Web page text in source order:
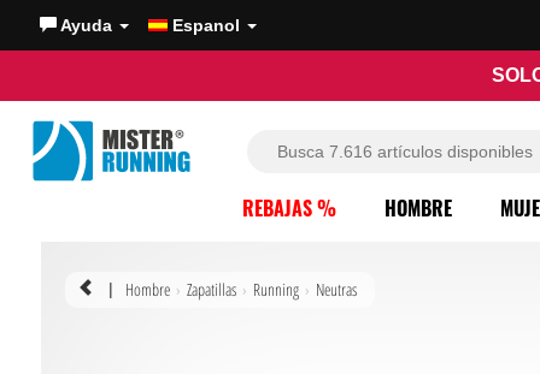
Ayuda Espanol
REBAJAS % HOMBRE
| Hombre Zapatillas Running Neutras